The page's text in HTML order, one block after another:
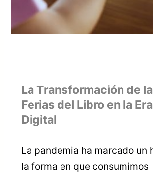
La Transformación de
Ferias del Libro en la Era
Digital
La pandemia ha marcado un
la forma en que consumimos